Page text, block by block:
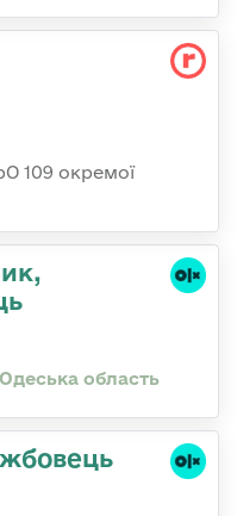
109 окремої
область